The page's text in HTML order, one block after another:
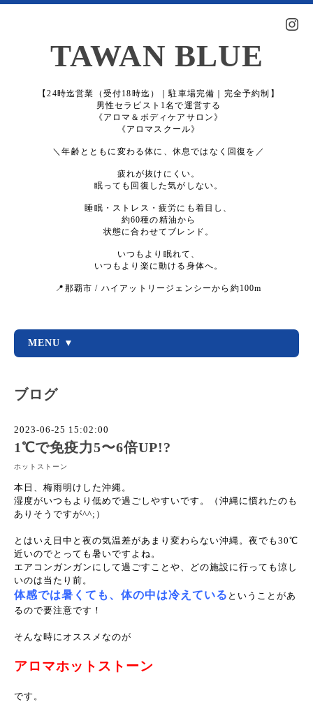
TAWAN BLUE
【24時迄営業（受付18時迄）｜駐車場完備｜完全予約制】
男性セラピスト1名で運営する
《アロマ＆ボディケアサロン》
《アロマスクール》
＼年齢とともに変わる体に、休息ではなく回復を／
疲れが抜けにくい。
眠っても回復した気がしない。
睡眠・ストレス・疲労にも着目し、
約60種の精油から
状態に合わせてブレンド。
いつもより眠れて、
いつもより楽に動ける身体へ。
📍那覇市 / ハイアットリージェンシーから約100m
MENU ▼
ブログ
2023-06-25 15:02:00
1℃で免疫力5〜6倍UP!?
ホットストーン
本日、梅雨明けした沖縄。
湿度がいつもより低めで過ごしやすいです。（沖縄に慣れたのも
ありそうですが^^;）
とはいえ日中と夜の気温差があまり変わらない沖縄。夜でも30℃
近いのでとっても暑いですよね。
エアコンガンガンにして過ごすことや、どの施設に行っても涼し
いのは当たり前。
体感では暑くても、体の中は冷えている ということがあ
るので要注意です！
そんな時にオススメなのが
アロマホットストーン
です。